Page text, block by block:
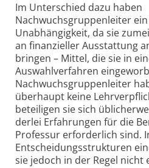
Im Unterschied dazu haben
Nachwuchsgruppenleiter
Unabhängigkeit, da sie
an finanzieller Ausstattung
bringen – Mittel, die sie in
Auswahlverfahren
Nachwuchsgruppenleiter
überhaupt keine
beteiligen sie sich
derlei Erfahrungen für die
Professur erforderlich sind.
Entscheidungsstrukturen
sie jedoch in der Regel nicht